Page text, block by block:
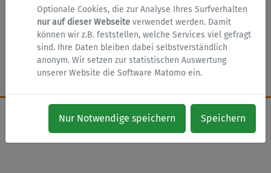
Optionale Cookies, die zur Analyse Ihres Surfverhalten
nur auf dieser Webseite verwendet werden. Damit
können wir z.B. feststellen, welche Services viel gefragt
sind. Ihre Daten bleiben dabei selbstverständlich
anonym. Wir setzen zur statistischen Auswertung
unserer Website die Software Matomo ein.
Nur Notwendige speichern Speichern
nach oben Zur Startseite Impressum
Datenschutz Barrierefreiheit Cookies